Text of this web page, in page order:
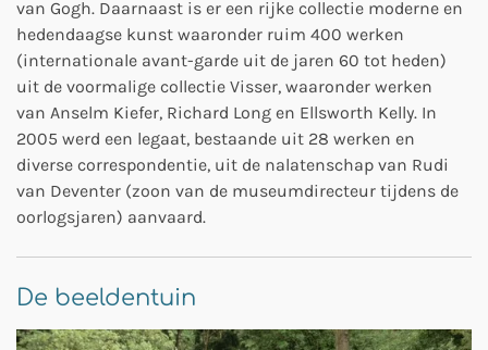
van Gogh. Daarnaast is er een rijke collectie moderne en
hedendaagse kunst waaronder ruim 400 werken
(internationale avant-garde uit de jaren 60 tot heden)
uit de voormalige collectie Visser, waaronder werken
van Anselm Kiefer, Richard Long en Ellsworth Kelly. In
2005 werd een legaat, bestaande uit 28 werken en
diverse correspondentie, uit de nalatenschap van Rudi
van Deventer (zoon van de museumdirecteur tijdens de
oorlogsjaren) aanvaard.
De beeldentuin